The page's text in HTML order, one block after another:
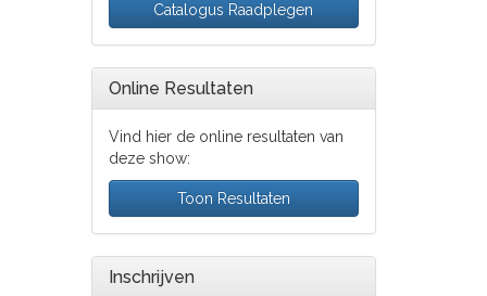
Catalogus Raadplegen
Online Resultaten
Vind hier de online resultaten van
deze show:
Toon Resultaten
Inschrijven